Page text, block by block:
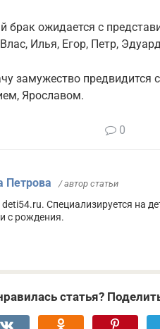
брак ожидается с
Илья, Егор, Петр,
замужество
Ярославом.
0
Петрова / автор статьи
Специализируется на
с рождения.
статья?